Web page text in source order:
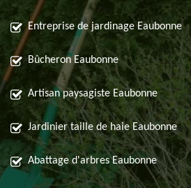
Entreprise de jardinage Eaubonne
Bûcheron Eaubonne
Artisan paysagiste Eaubonne
Jardinier taille de haie Eaubonne
Abattage d'arbres Eaubonne